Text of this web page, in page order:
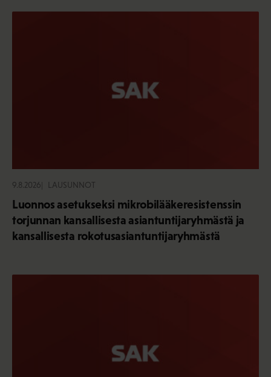
9.8.2026 LAUSUNNOT
Luonnos asetukseksi mikrobilääkeresistenssin
torjunnan kansallisesta asiantuntijaryhmästä ja
kansallisesta rokotusasiantuntijaryhmästä